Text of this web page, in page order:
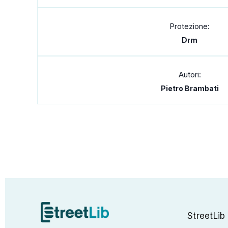
Protezione:
Drm
Autori:
Pietro Brambati
StreetLib